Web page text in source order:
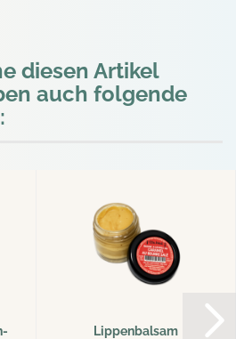
diesen Artikel
auch folgende
Lippenbalsam